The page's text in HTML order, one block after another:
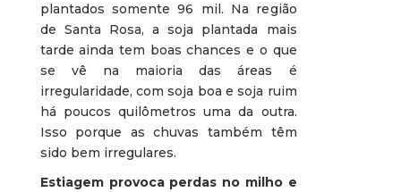
plantados somente 96 mil. Na região
de Santa Rosa, a soja plantada mais
tarde ainda tem boas chances e o que
se vê na maioria das áreas é
irregularidade, com soja boa e soja ruim
há poucos quilômetros uma da outra.
Isso porque as chuvas também têm
sido bem irregulares.
Estiagem provoca perdas no milho e